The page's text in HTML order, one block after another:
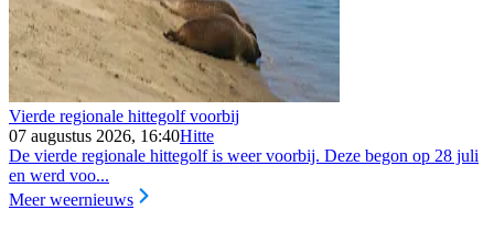
Vierde regionale hittegolf voorbij
07 augustus 2026, 16:40Hitte
De vierde regionale hittegolf is weer voorbij. Deze begon op 28 juli
en werd voo...
Meer weernieuws